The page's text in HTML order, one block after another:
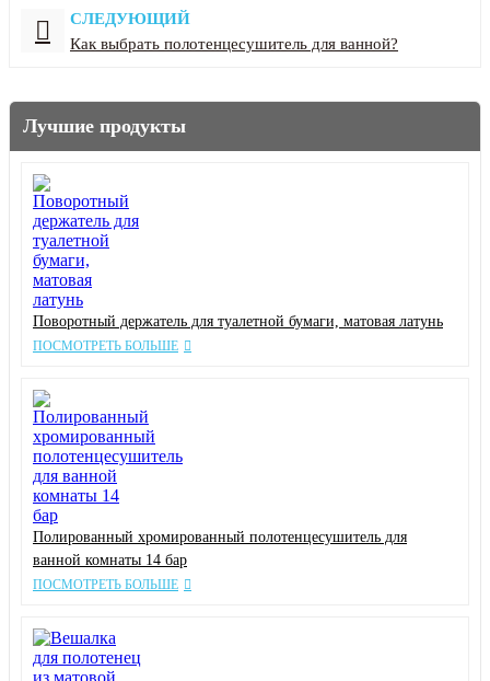
СЛЕДУЮЩИЙ
Как выбрать полотенцесушитель для ванной?
Лучшие продукты
Поворотный держатель для туалетной бумаги, матовая латунь
ПОСМОТРЕТЬ БОЛЬШЕ
Полированный хромированный полотенцесушитель для
ванной комнаты 14 бар
ПОСМОТРЕТЬ БОЛЬШЕ